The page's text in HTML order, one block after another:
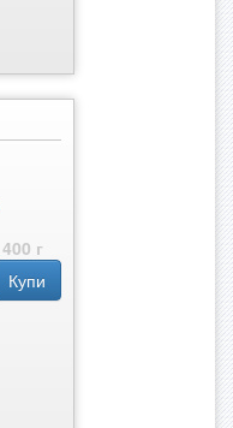
400 г
Купи